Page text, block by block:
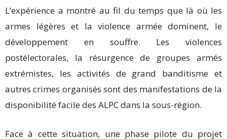
L’expérience a montré au fil du temps que là où les
armes légères et la violence armée dominent, le
développement en souffre. Les violences
postélectorales, la résurgence de groupes armés
extrémistes, les activités de grand banditisme et
autres crimes organisés sont des manifestations de la
disponibilité facile des ALPC dans la sous-région.
Face à cette situation, une phase pilote du projet